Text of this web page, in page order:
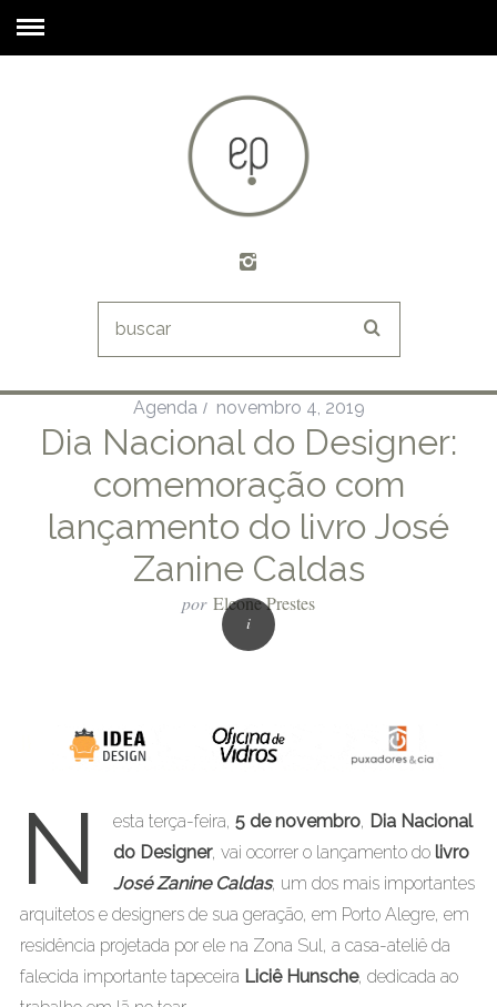
Agenda novembro 4, 2019
Dia Nacional do Designer:
comemoração com
lançamento do livro José
Zanine Caldas
por Eleone Prestes
N esta terça-feira, 5 de novembro, Dia Nacional
do Designer, vai ocorrer o lançamento do livro
José Zanine Caldas, um dos mais importantes
arquitetos e designers de sua geração, em Porto Alegre, em
residência projetada por ele na Zona Sul, a casa-ateliê da
falecida importante tapeceira Liciê Hunsche, dedicada ao